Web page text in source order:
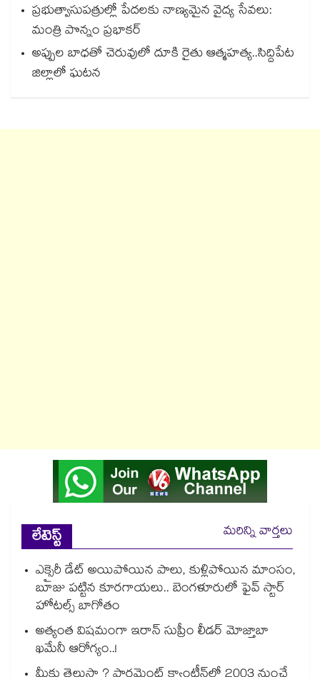
ప్రభుత్వాసుపత్రుల్లో పేదలకు నాణ్యమైన వైద్య సేవలు:
మంత్రి పొన్నం ప్రభాకర్
అప్పుల బాధతో చెరువులో దూకి రైతు ఆత్మహత్య..సిద్దిపేట
జిల్లాలో ఘటన
లేటెస్ట్
మరిన్ని వార్తలు
ఎక్సైరీ డేట్ అయిపోయిన పాలు, కుళ్లిపోయిన మాంసం,
బూజు పట్టిన కూరగాయలు.. బెంగళూరులో ఫైవ్ స్టార్
హోటల్స్ బాగోతం
అత్యంత విషమంగా ఇరాన్ సుప్రీం లీడర్ మోజ్తాబా
ఖమేనీ ఆరోగ్యం..!